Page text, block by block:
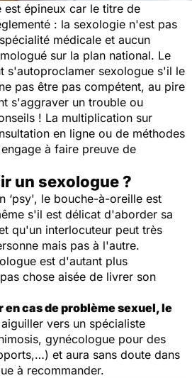
épineux car le titre de
: la sexologie n'est pas
médicale et aucun
sur la plan national. Le
s'autoproclamer sexologue s'il le
pas être pas compétent, au pire
s'aggraver un trouble ou
! La multiplication sur
en ligne ou de méthodes
à faire preuve de
un sexologue ?
‘psy', le bouche-à-oreille est
s'il est délicat d'aborder sa
qu'un interlocuteur peut très
mais pas à l'autre.
est d'autant plus
chose aisée de livrer son
cas de problème sexuel, le
vers un spécialiste
gynécologue pour des
et aura sans doute dans
à recommander.